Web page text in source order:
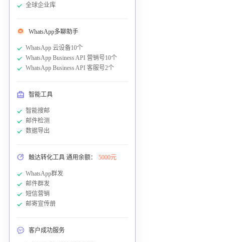
全球企业库
WhatsApp多聊助手
WhatsApp 云设备10个
WhatsApp Business API 营销号10个
WhatsApp Business API 客服号2个
智能工具
智能搜邮
邮件检测
数据导出
触达转化工具 通用余额： 5000元
WhatsApp群发
邮件群发
短信营销
邮寄宣传册
客户成功服务